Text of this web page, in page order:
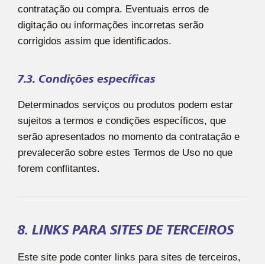
contratação ou compra. Eventuais erros de
digitação ou informações incorretas serão
corrigidos assim que identificados.
7.3. Condições específicas
Determinados serviços ou produtos podem estar
sujeitos a termos e condições específicos, que
serão apresentados no momento da contratação e
prevalecerão sobre estes Termos de Uso no que
forem conflitantes.
8. LINKS PARA SITES DE TERCEIROS
Este site pode conter links para sites de terceiros,